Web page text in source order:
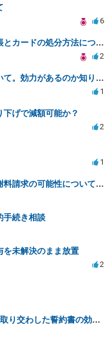
6
離婚後の元配偶者名義の銀行通帳とカードの処分方法について
2
慰謝料請求時の不定の証拠について。効力があるのか知りたい。
1
げで減額可能か？
2
1
夫の不貞と同居女性に対する慰謝料請求の可能性について相談
手続き相談
を未解決のまま放置
2
不倫後の誓約書。夫婦2人の間で取り交わした誓約書の効力は？